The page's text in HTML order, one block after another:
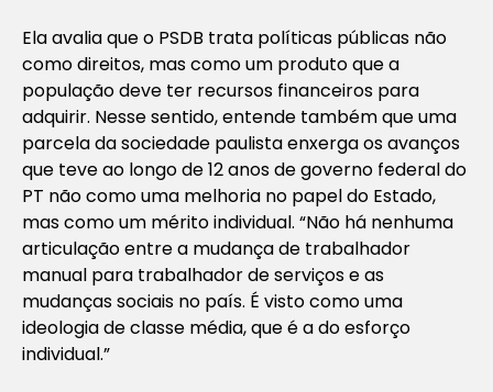
Ela avalia que o PSDB trata políticas públicas não
como direitos, mas como um produto que a
população deve ter recursos financeiros para
adquirir. Nesse sentido, entende também que uma
parcela da sociedade paulista enxerga os avanços
que teve ao longo de 12 anos de governo federal do
PT não como uma melhoria no papel do Estado,
mas como um mérito individual. “Não há nenhuma
articulação entre a mudança de trabalhador
manual para trabalhador de serviços e as
mudanças sociais no país. É visto como uma
ideologia de classe média, que é a do esforço
individual.”